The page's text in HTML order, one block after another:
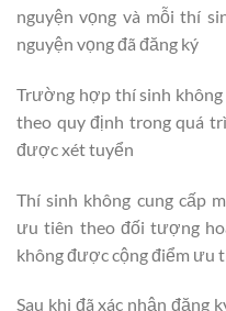
nguyện vọng và mỗi thí
nguyện vọng đã đăng ký
Trường hợp thí sinh không
theo quy định trong quá
được xét tuyển
Thí sinh không cung cấp
ưu tiên theo đối tượng
không được cộng điểm ưu
Sau khi đã xác nhận đăng